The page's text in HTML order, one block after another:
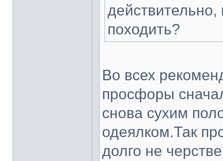
походить?
Во всех
просфоры
снова сухим
одеялком.Так
долго не